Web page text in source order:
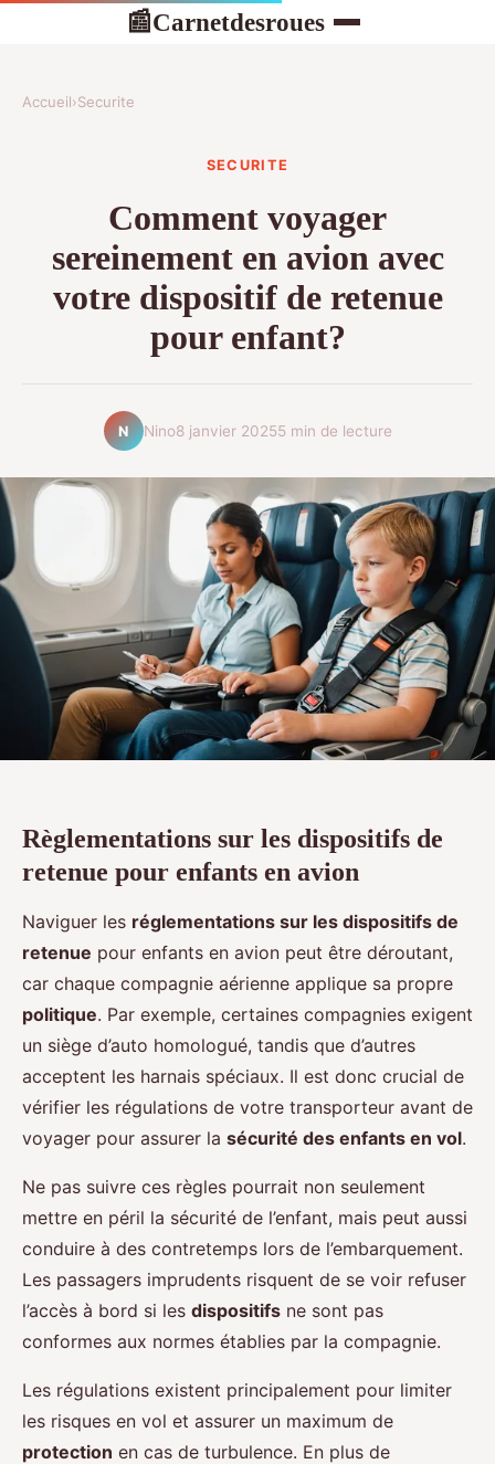
📰Carnetdesroues
Accueil›Securite
SECURITE
Comment voyager
sereinement en avion avec
votre dispositif de retenue
pour enfant?
N Nino8 janvier 20255 min de lecture
Règlementations sur les dispositifs de
retenue pour enfants en avion
Naviguer les réglementations sur les dispositifs de
retenue pour enfants en avion peut être déroutant,
car chaque compagnie aérienne applique sa propre
politique. Par exemple, certaines compagnies exigent
un siège d’auto homologué, tandis que d’autres
acceptent les harnais spéciaux. Il est donc crucial de
vérifier les régulations de votre transporteur avant de
voyager pour assurer la sécurité des enfants en vol.
Ne pas suivre ces règles pourrait non seulement
mettre en péril la sécurité de l’enfant, mais peut aussi
conduire à des contretemps lors de l’embarquement.
Les passagers imprudents risquent de se voir refuser
l’accès à bord si les dispositifs ne sont pas
conformes aux normes établies par la compagnie.
Les régulations existent principalement pour limiter
les risques en vol et assurer un maximum de
protection en cas de turbulence. En plus de